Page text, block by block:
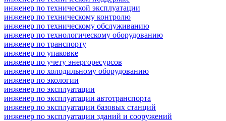
инженер по технической эксплуатации
инженер по техническому контролю
инженер по техническому обслуживанию
инженер по технологическому оборудованию
инженер по транспорту
инженер по упаковке
инженер по учету энергоресурсов
инженер по холодильному оборудованию
инженер по экологии
инженер по эксплуатации
инженер по эксплуатации автотранспорта
инженер по эксплуатации базовых станций
инженер по эксплуатации зданий и сооружений